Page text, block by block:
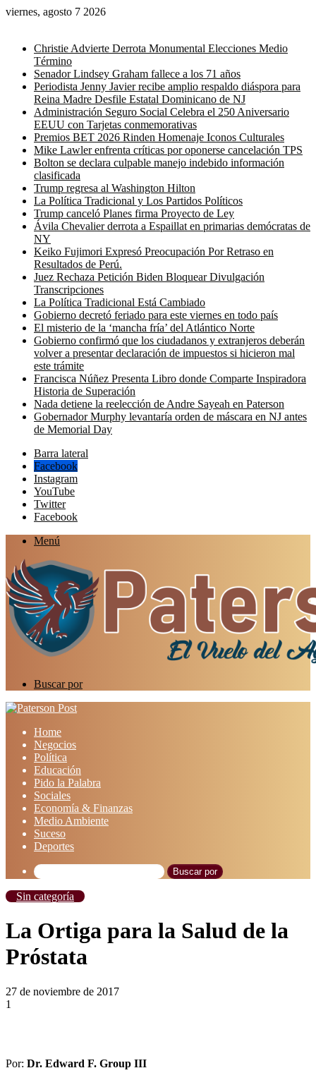
viernes, agosto 7 2026
Christie Advierte Derrota Monumental Elecciones Medio
Término
Senador Lindsey Graham fallece a los 71 años
Periodista Jenny Javier recibe amplio respaldo diáspora para
Reina Madre Desfile Estatal Dominicano de NJ
Administración Seguro Social Celebra el 250 Aniversario
EEUU con Tarjetas conmemorativas
Premios BET 2026 Rinden Homenaje Iconos Culturales
Mike Lawler enfrenta críticas por oponerse cancelación TPS
Bolton se declara culpable manejo indebido información
clasificada
Trump regresa al Washington Hilton
La Política Tradicional y Los Partidos Políticos
Trump canceló Planes firma Proyecto de Ley
Ávila Chevalier derrota a Espaillat en primarias demócratas de
NY
Keiko Fujimori Expresó Preocupación Por Retraso en
Resultados de Perú.
Juez Rechaza Petición Biden Bloquear Divulgación
Transcripciones
La Política Tradicional Está Cambiado
Gobierno decretó feriado para este viernes en todo país
El misterio de la ‘mancha fría’ del Atlántico Norte
Gobierno confirmó que los ciudadanos y extranjeros deberán
volver a presentar declaración de impuestos si hicieron mal
este trámite
Francisca Núñez Presenta Libro donde Comparte Inspiradora
Historia de Superación
Nada detiene la reelección de Andre Sayeah en Paterson
Gobernador Murphy levantaría orden de máscara en NJ antes
de Memorial Day
Barra lateral
Facebook
Instagram
YouTube
Twitter
Facebook
Menú
Buscar por
Home
Negocios
Política
Educación
Pido la Palabra
Sociales
Economía & Finanzas
Medio Ambiente
Suceso
Deportes
Buscar por
Sin categoría
La Ortiga para la Salud de la
Próstata
27 de noviembre de 2017
1
Por: Dr. Edward F. Group III